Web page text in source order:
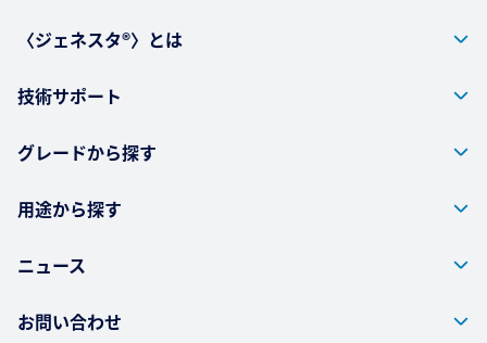
〈ジェネスタ®〉とは
技術サポート
グレードから探す
用途から探す
ニュース
お問い合わせ